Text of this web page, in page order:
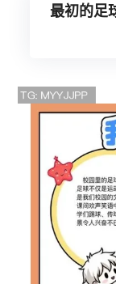
最初的足